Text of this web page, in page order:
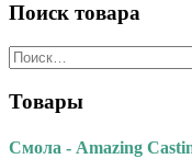
Поиск товара
Найти:
Товары
Смола - Amazing